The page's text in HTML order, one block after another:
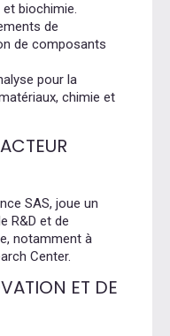
biochimie.
de
de composants
pour la
chimie et
SAS, joue un
R&D et de
notamment à
Center.
ET DE